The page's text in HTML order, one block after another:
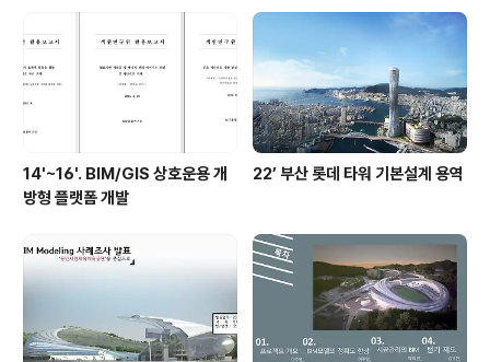
14'~16'. BIM/GIS 상호운용 개
방형 플랫폼 개발
22’ 부산 롯데 타워 기본설계 용역